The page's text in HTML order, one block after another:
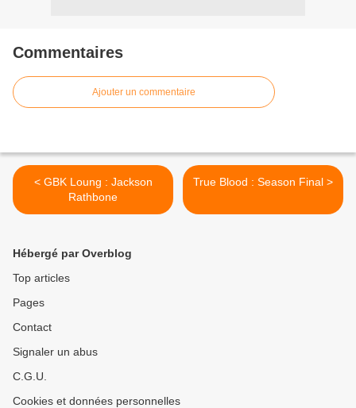
Commentaires
Ajouter un commentaire
< GBK Loung : Jackson
Rathbone
True Blood : Season Final >
Hébergé par Overblog
Top articles
Pages
Contact
Signaler un abus
C.G.U.
Cookies et données personnelles